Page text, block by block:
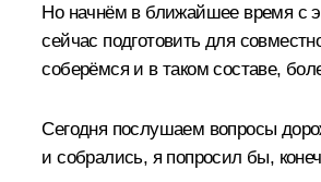
Но начнём в ближайшее время с
сейчас подготовить для
соберёмся и в таком составе,
Сегодня послушаем вопросы
и собрались, я попросил бы,